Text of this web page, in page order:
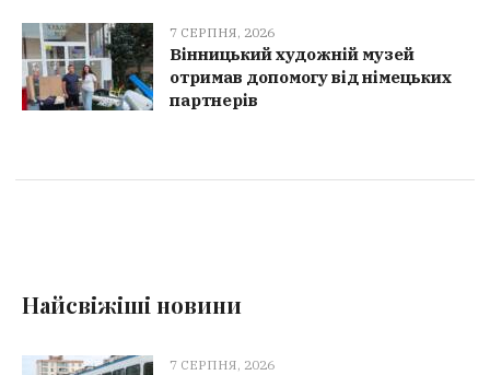
7 СЕРПНЯ, 2026
Вінницький художній музей
отримав допомогу від німецьких
партнерів
Найсвіжіші новини
7 СЕРПНЯ, 2026